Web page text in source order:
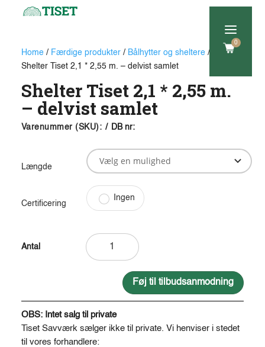
a
0
Home/ Færdige produkter/ Bålhytter og sheltere/ Shelter
Shelter Tiset 2,1 * 2,55 m. – delvist samlet
Shelter Tiset 2,1 * 2,55 m.
– delvist samlet
Varenummer (SKU): / DB nr:
Længde
Certificering
Ingen
Føj til tilbudsanmodning
A
l
t
e
OBS: Intet salg til private
Tiset Savværk sælger ikke til private. Vi henviser i stedet
til vores forhandlere: